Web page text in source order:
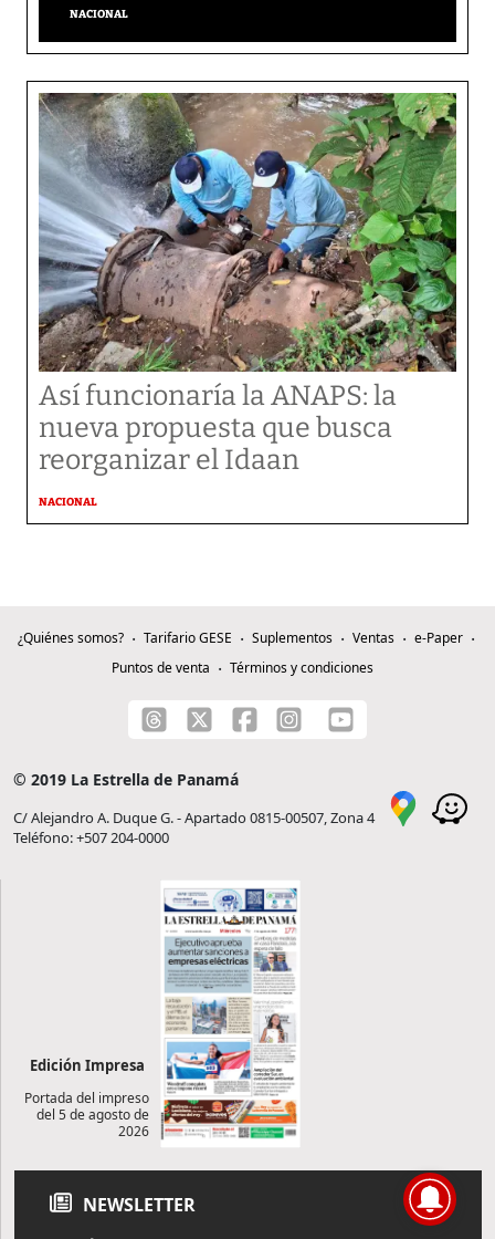
NACIONAL
Así funcionaría la ANAPS: la
nueva propuesta que busca
reorganizar el Idaan
NACIONAL
¿Quiénes somos? Tarifario GESE Suplementos Ventas
e-Paper
Puntos de venta
Términos y condiciones
© 2019 La Estrella de Panamá
C/ Alejandro A. Duque G. - Apartado 0815-00507, Zona 4
Teléfono: +507 204-0000
Edición Impresa
Portada del impreso
del 5 de agosto de
2026
NEWSLETTER